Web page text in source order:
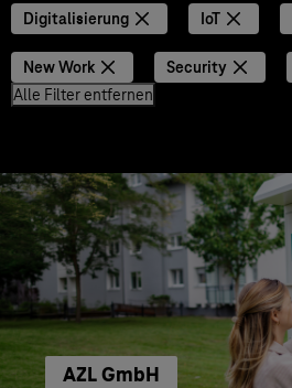
Digitalisierung IoT
New Work Security
Alle Filter entfernen
AZL GmbH